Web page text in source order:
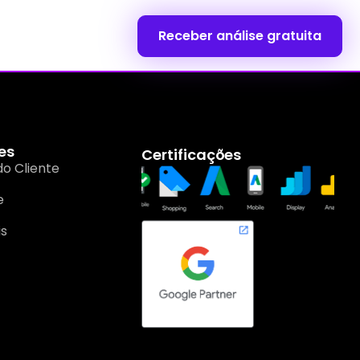
Receber análise gratuita
Cliente
Certificações